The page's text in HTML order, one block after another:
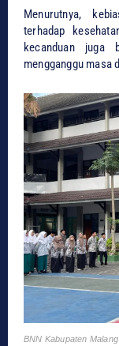
Menurutnya,
terhadap
kecanduan juga
mengganggu masa
BNN Kabupaten